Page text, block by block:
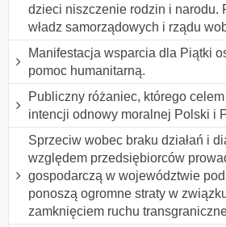
dzieci niszczenie rodzin i narodu.
władz samorządowych i rządu
Manifestacja wsparcia dla Piątki
pomoc humanitarną.
Publiczny różaniec, którego
intencji odnowy moralnej Polski i
Sprzeciw wobec braku działań i
względem przedsiębiorców
gospodarczą w województwie
ponoszą ogromne straty w
zamknięciem ruchu